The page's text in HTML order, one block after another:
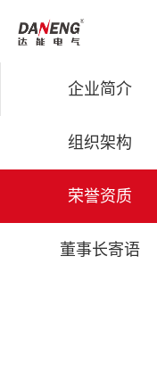
企业简介
组织架构
荣誉资质
董事长寄语